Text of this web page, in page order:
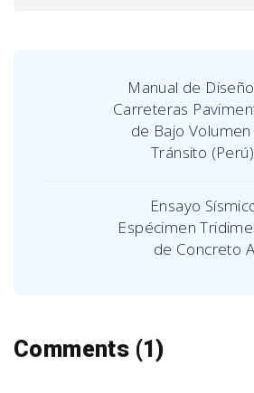
Manual de
Carreteras
de Bajo
Tránsito (Perú)
Ensayo
Espécimen
de Concreto
Comments (1)